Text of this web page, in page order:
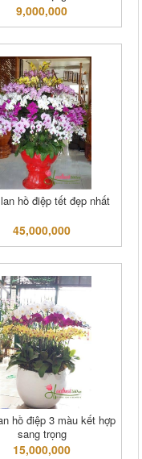
9,000,000
hồ điệp tết đẹp nhất
45,000,000
hồ điệp 3 màu kết hợp
sang trọng
15,000,000